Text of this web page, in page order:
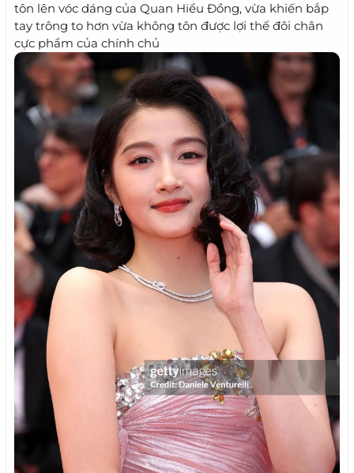
tôn lên vóc dáng của Quan Hiểu Đồng, vừa khiến bắp
tay trông to hơn vừa không tôn được lợi thế đôi chân
cực phẩm của chính chủ